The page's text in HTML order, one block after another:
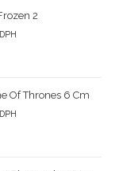
2
Of Thrones 6 Cm